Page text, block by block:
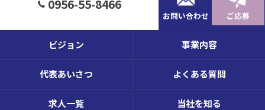
0956-55-8466
お問い合わせ ご応募
ビジョン 事業内容
代表あいさつ よくある質問
求人一覧 当社を知る